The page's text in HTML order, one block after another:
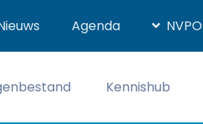
Agenda NVPO
Kennishub